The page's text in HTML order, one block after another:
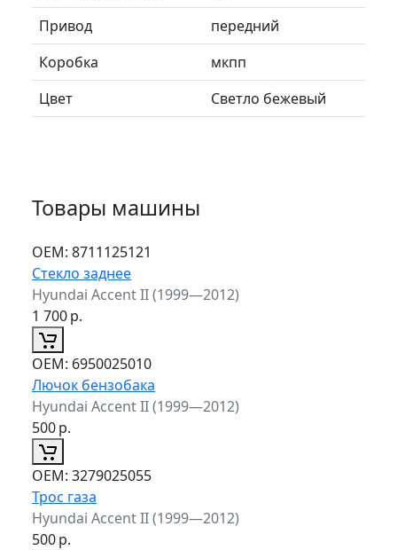
Привод
передний
Коробка
мкпп
Цвет
Светло бежевый
Товары машины
ОЕМ: 8711125121
Стекло заднее
Hyundai Accent II (1999—2012)
1 700р.
ОЕМ: 6950025010
Лючок бензобака
Hyundai Accent II (1999—2012)
500р.
ОЕМ: 3279025055
Трос газа
Hyundai Accent II (1999—2012)
500р.